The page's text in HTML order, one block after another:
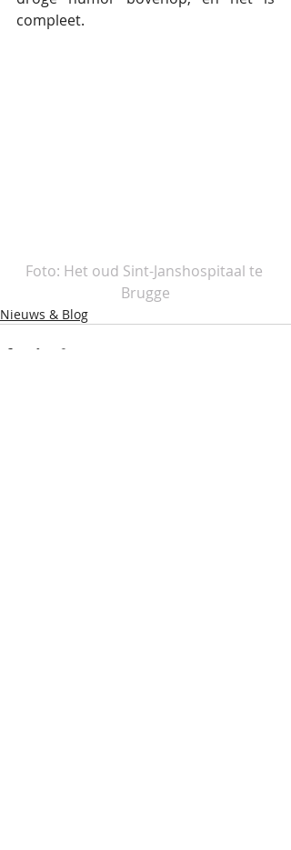
compleet.
Foto: Het oud Sint-Janshospitaal te
Brugge
Nieuws & Blog